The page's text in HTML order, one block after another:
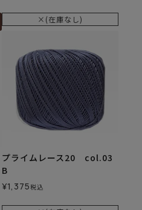
×(在庫なし)
プライムレース20 col.03
B
¥1,375税込